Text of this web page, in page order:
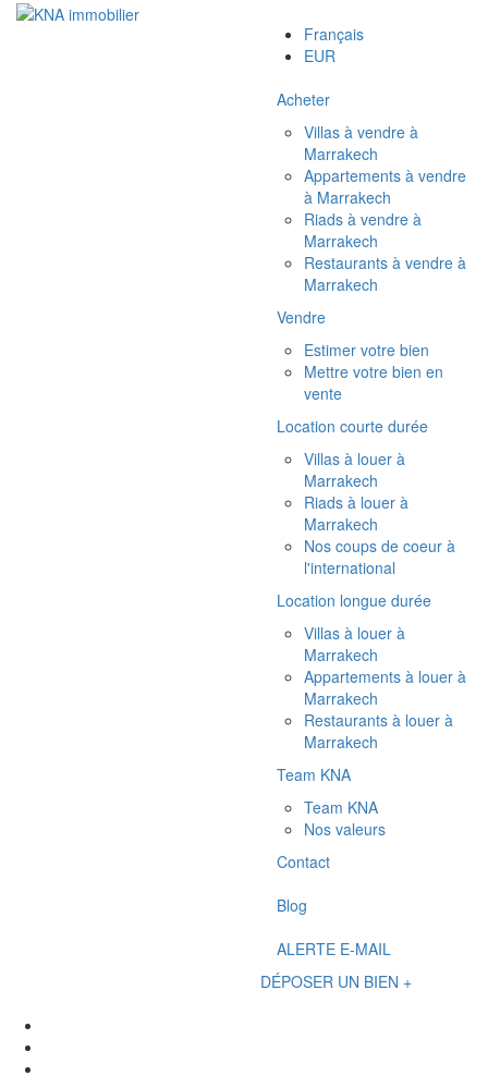
Français
EUR
Acheter
Villas à vendre à
Marrakech
Appartements à vendre
à Marrakech
Riads à vendre à
Marrakech
Restaurants à vendre à
Marrakech
Vendre
Estimer votre bien
Mettre votre bien en
vente
Location courte durée
Villas à louer à
Marrakech
Riads à louer à
Marrakech
Nos coups de coeur à
l'international
Location longue durée
Villas à louer à
Marrakech
Appartements à louer à
Marrakech
Restaurants à louer à
Marrakech
Team KNA
Team KNA
Nos valeurs
Contact
Blog
ALERTE E-MAIL
DÉPOSER UN BIEN +